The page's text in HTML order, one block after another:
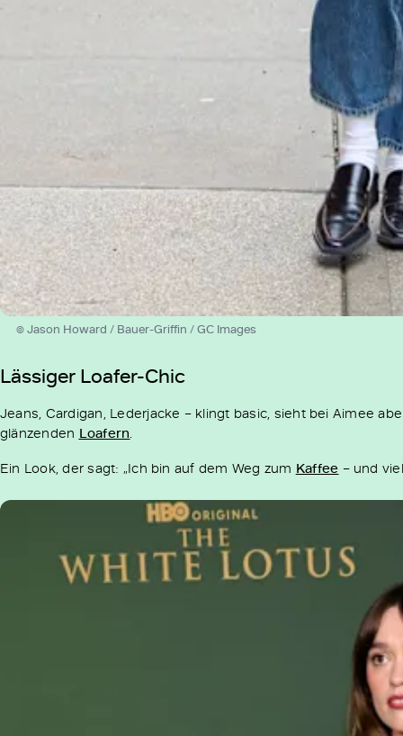
© Jason Howard / Bauer-Griffin / GC Images
Lässiger Loafer-Chic
Jeans, Cardigan, Lederjacke – klingt basic, sieht bei Aimee
glänzenden Loafern
Ein Look, der sagt: „Ich bin auf dem Weg zum Kaffee – und